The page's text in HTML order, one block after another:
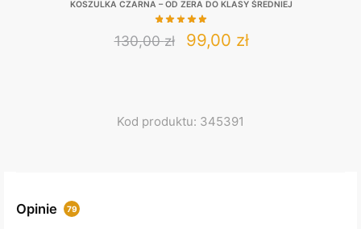
KOSZULKA CZARNA – OD ZERA DO KLASY ŚREDNIEJ
130,00zł
Original
130,00 zł.
99,00 złCurrent
multiple
Kod produktu: 345391
Opinie 79